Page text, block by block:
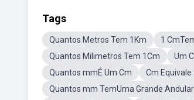
Tags
Quantos Metros Tem 1Km 1
Quantos Milimetros Tem 1Cm
Um
Quantos mmÉ Um Cm
Cm
Quantos mm TemUma Grande Andular